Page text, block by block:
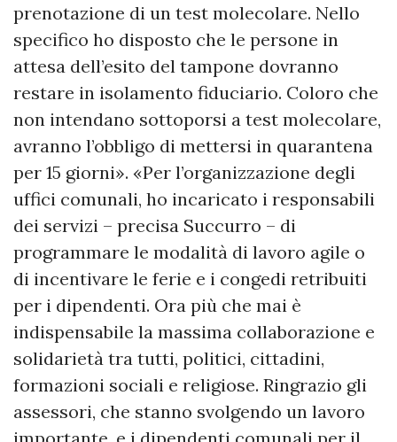
prenotazione di un test molecolare. Nello
specifico ho disposto che le persone in
attesa dell’esito del tampone dovranno
restare in isolamento fiduciario. Coloro che
non intendano sottoporsi a test molecolare,
avranno l’obbligo di mettersi in quarantena
per 15 giorni». «Per l’organizzazione degli
uffici comunali, ho incaricato i responsabili
dei servizi – precisa Succurro – di
programmare le modalità di lavoro agile o
di incentivare le ferie e i congedi retribuiti
per i dipendenti. Ora più che mai è
indispensabile la massima collaborazione e
solidarietà tra tutti, politici, cittadini,
formazioni sociali e religiose. Ringrazio gli
assessori, che stanno svolgendo un lavoro